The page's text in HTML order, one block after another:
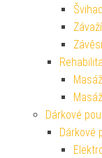
Dárkové
Dárkové